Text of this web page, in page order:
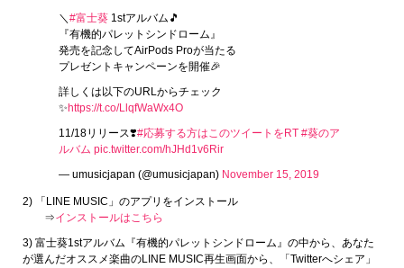
＼ #富士葵 1stアルバム🎵
『有機的パレットシンドローム』
発売を記念してAirPods Proが当たる
プレゼントキャンペーンを開催🎉
詳しくは以下のURLからチェック
✨ https://t.co/LlqfWaWx4O
11/18リリース❣️#応募する方はこのツイートをRT #葵のア
ルバム pic.twitter.com/hJHd1v6Rir
— umusicjapan (@umusicjapan) November 15, 2019
2) 「LINE MUSIC」のアプリをインストール
⇒インストールはこちら
3) 富士葵1stアルバム『有機的パレットシンドローム』の中から、あなた
が選んだオススメ楽曲のLINE MUSIC再生画面から、「Twitterへシェア」